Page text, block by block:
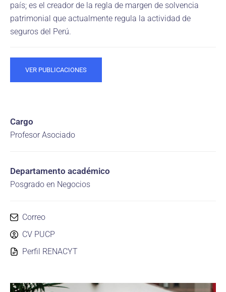
país; es el creador de la regla de margen de solvencia
patrimonial que actualmente regula la actividad de
seguros del Perú.
VER PUBLICACIONES
Cargo
Profesor Asociado
Departamento académico
Posgrado en Negocios
Correo
CV PUCP
Perfil RENACYT